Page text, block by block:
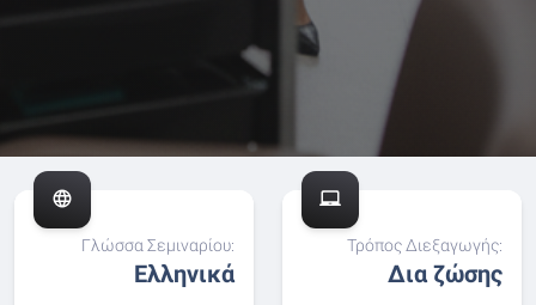
language
Γλώσσα Σεμιναρίου:
Ελληνικά
laptop_chromebook
Τρόπος Διεξαγωγής:
Δια ζώσης